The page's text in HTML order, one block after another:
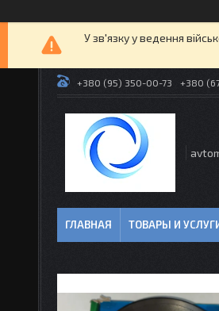
У зв'язку у ведення
+380 (95) 350-00-73 +380
ГЛАВНАЯ ТОВАРЫ И